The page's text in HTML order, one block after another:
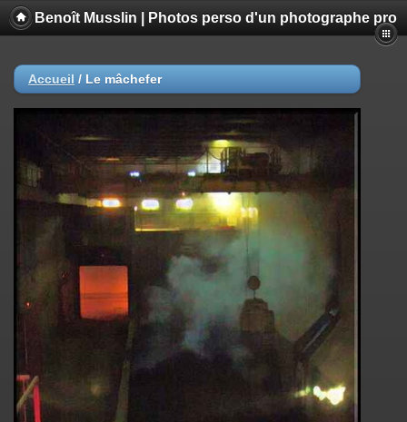
Benoît Musslin | Photos perso d'un photographe pro
Accueil / Le mâchefer